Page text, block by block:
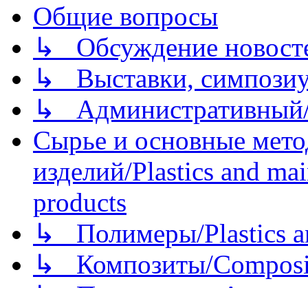
Общие вопросы
↳ Обсуждение
↳ Выставки,
↳
Сырье и основные
изделий/Plastics and
products
↳ Полимеры/Plastics
↳ Композиты/